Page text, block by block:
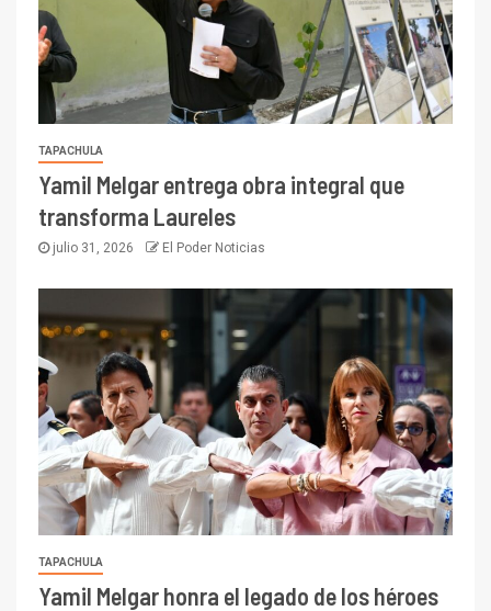
TAPACHULA
Yamil Melgar entrega obra integral que
transforma Laureles
julio 31, 2026 El Poder Noticias
TAPACHULA
Yamil Melgar honra el legado de los héroes